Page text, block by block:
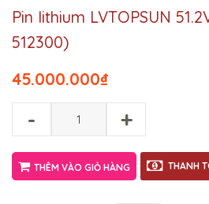
Pin lithium LVTOPSUN
512300)
₫
45.000.000
- +
THÊM VÀO GIỎ HÀNG THANH